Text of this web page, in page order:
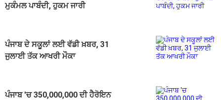
ਮੁਕੰਮਲ ਪਾਬੰਦੀ, ਹੁਕਮ ਜਾਰੀ
ਪੰਜਾਬ ਦੇ ਸਕੂਲਾਂ ਲਈ ਵੱਡੀ ਖ਼ਬਰ, 31
ਜੁਲਾਈ ਤੱਕ ਆਖਰੀ ਮੌਕਾ
ਪੰਜਾਬ 'ਚ 350,000,000 ਦੀ ਹੈਰੋਇਨ